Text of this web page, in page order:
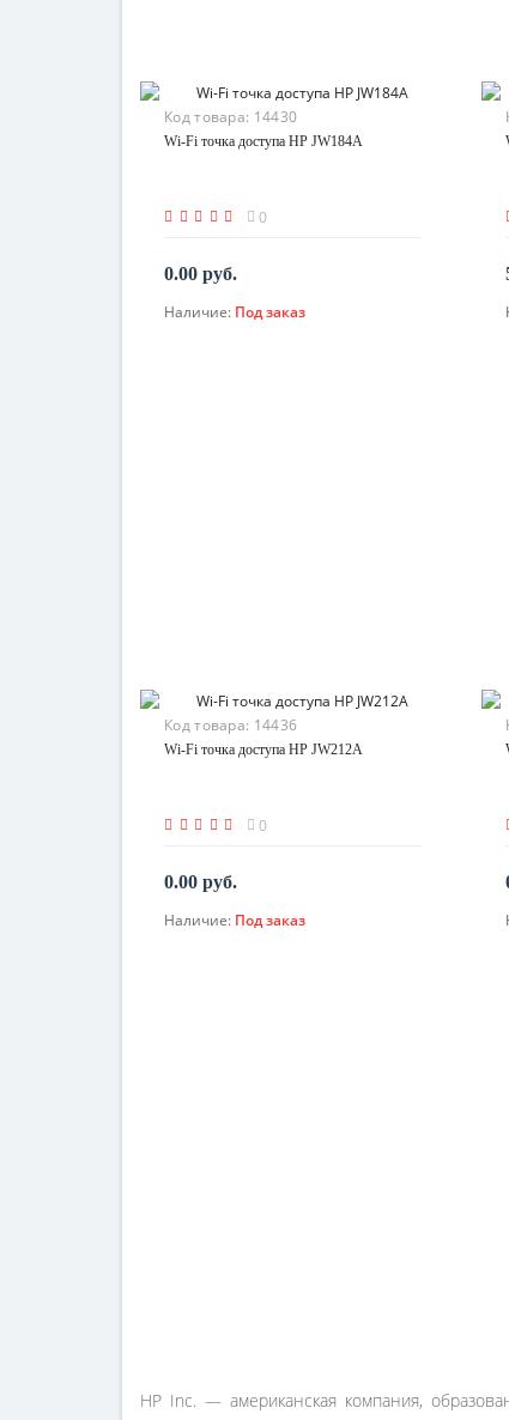
Код товара: 14430
Wi-Fi точка доступа HP JW184A
0
0.00 руб.
По запросу
Наличие: Под заказ
Код товара: 14436
Wi-Fi точка доступа HP JW212A
0
0.00 руб.
По запросу
Наличие: Под заказ
HP Inc. — американская компания,